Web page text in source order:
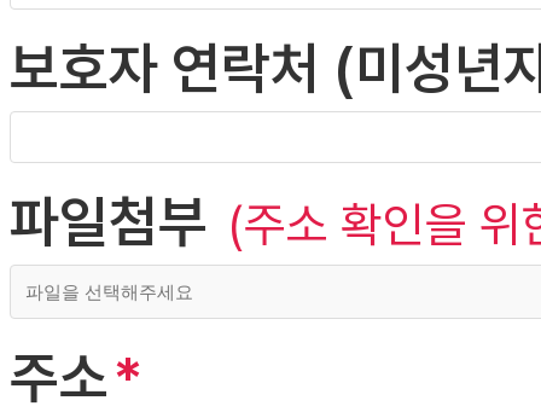
보호자 연락처 (미성년
파일첨부 (주소 확인을
주소